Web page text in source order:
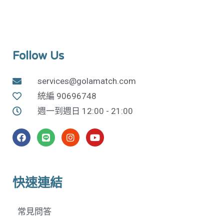
Follow Us
services@golamatch.com
統編 90696748
週一到週日 12:00 - 21:00
快速連結
常見問答